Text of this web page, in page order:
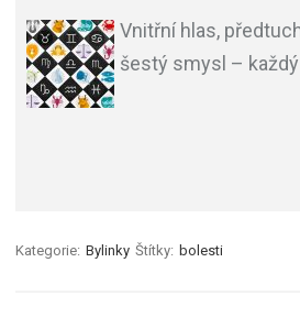
Vnitřní hlas,
šestý smysl –
Kategorie: Bylinky Štítky: bolesti